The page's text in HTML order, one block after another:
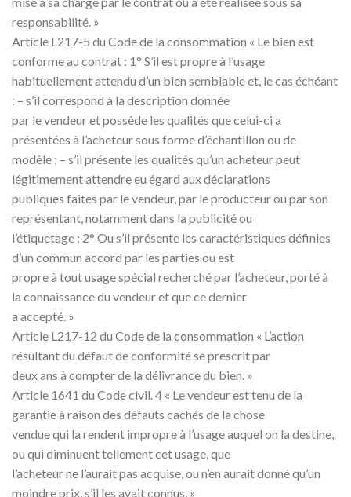
responsabilité. »
Article L217-5 du Code de la consommation « Le bien est
conforme au contrat : 1° S’il est propre à l’usage
habituellement attendu d’un bien semblable et, le cas échéant
: – s’il correspond à la description donnée
par le vendeur et possède les qualités que celui-ci a
présentées à l’acheteur sous forme d’échantillon ou de
modèle ; – s’il présente les qualités qu’un acheteur peut
légitimement attendre eu égard aux déclarations
publiques faites par le vendeur, par le producteur ou par son
représentant, notamment dans la publicité ou
l’étiquetage ; 2° Ou s’il présente les caractéristiques définies
d’un commun accord par les parties ou est
propre à tout usage spécial recherché par l’acheteur, porté à
la connaissance du vendeur et que ce dernier
a accepté. »
Article L217-12 du Code de la consommation « L’action
résultant du défaut de conformité se prescrit par
deux ans à compter de la délivrance du bien. »
Article 1641 du Code civil. 4 « Le vendeur est tenu de la
garantie à raison des défauts cachés de la chose
vendue qui la rendent impropre à l’usage auquel on la destine,
ou qui diminuent tellement cet usage, que
l’acheteur ne l’aurait pas acquise, ou n’en aurait donné qu’un
moindre prix, s’il les avait connus. »